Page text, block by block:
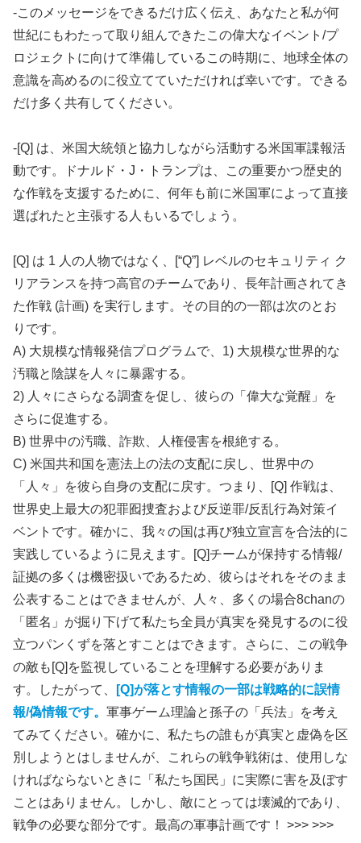
-このメッセージをできるだけ広く伝え、あなたと私が何
世紀にもわたって取り組んできたこの偉大なイベント/プ
ロジェクトに向けて準備しているこの時期に、地球全体の
意識を高めるのに役立てていただければ幸いです。できる
だけ多く共有してください。
-[Q] は、米国大統領と協力しながら活動する米国軍諜報活
動です。ドナルド・J・トランプは、この重要かつ歴史的
な作戦を支援するために、何年も前に米国軍によって直接
選ばれたと主張する人もいるでしょう。
[Q] は 1 人の人物ではなく、[“Q”] レベルのセキュリティ ク
リアランスを持つ高官のチームであり、長年計画されてき
た作戦 (計画) を実行します。その目的の一部は次のとお
りです。
A) 大規模な情報発信プログラムで、1) 大規模な世界的な
汚職と陰謀を人々に暴露する。
2) 人々にさらなる調査を促し、彼らの「偉大な覚醒」を
さらに促進する。
B) 世界中の汚職、詐欺、人権侵害を根絶する。
C) 米国共和国を憲法上の法の支配に戻し、世界中の
「人々」を彼ら自身の支配に戻す。つまり、[Q] 作戦は、
世界史上最大の犯罪囮捜査および反逆罪/反乱行為対策イ
ベントです。確かに、我々の国は再び独立宣言を合法的に
実践しているように見えます。[Q]チームが保持する情報/
証拠の多くは機密扱いであるため、彼らはそれをそのまま
公表することはできませんが、人々、多くの場合8chanの
「匿名」が掘り下げて私たち全員が真実を発見するのに役
立つパンくずを落とすことはできます。さらに、この戦争
の敵も[Q]を監視していることを理解する必要がありま
す。したがって、
[Q]が落とす情報の一部は戦略的に誤情
報/偽情報です。 軍事ゲーム理論と孫子の「兵法」を考え
てみてください。確かに、私たちの誰もが真実と虚偽を区
別しようとはしませんが、これらの戦争戦術は、使用しな
ければならないときに「私たち国民」に実際に害を及ぼす
ことはありません。しかし、敵にとっては壊滅的であり、
戦争の必要な部分です。最高の軍事計画です！ >>> >>>